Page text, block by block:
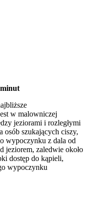
w malowniczej
jeziorami i rozległymi
osób szukających ciszy,
wypoczynku z dala od
jeziorem, zaledwie około
dostęp do kąpieli,
wypoczynku